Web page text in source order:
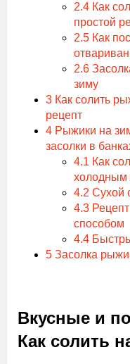
2.4 Как
простой
2.5 Как
2.6
зиму
3 Как солить
рецепт
4 Рыжики на
засолки в
4.1 Как
холодным
4.2 Сухой
4.3
способом
4.4
5 Засолка
Вкусные и
Как солить